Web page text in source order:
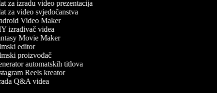
za izradu video prezentacija
za video svjedočanstva
Video Maker
izrađivač videa
Movie Maker
editor
proizvođač
automatskih titlova
Reels kreator
Q&A videa